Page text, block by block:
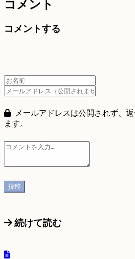
コメント
コメントする
メールアドレスは公開されず、
ます。
続けて読む